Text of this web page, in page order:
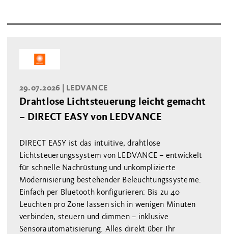
29.07.2026 | LEDVANCE
Drahtlose Lichtsteuerung leicht gemacht
– DIRECT EASY von LEDVANCE
DIRECT EASY ist das intuitive, drahtlose
Lichtsteuerungssystem von LEDVANCE – entwickelt
für schnelle Nachrüstung und unkomplizierte
Modernisierung bestehender Beleuchtungssysteme.
Einfach per Bluetooth konfigurieren: Bis zu 40
Leuchten pro Zone lassen sich in wenigen Minuten
verbinden, steuern und dimmen – inklusive
Sensorautomatisierung. Alles direkt über Ihr